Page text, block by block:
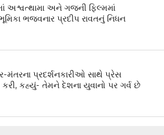
અશ્વત્થામા અને ગજની ફિલ્મમાં
ભજવનાર પ્રદીપ રાવતનું નિધન
મંતરના પ્રદર્શનકારીઓ સાથે પ્રેસ
કહ્યું- તેમને દેશના યુવાનો પર ગર્વ છે